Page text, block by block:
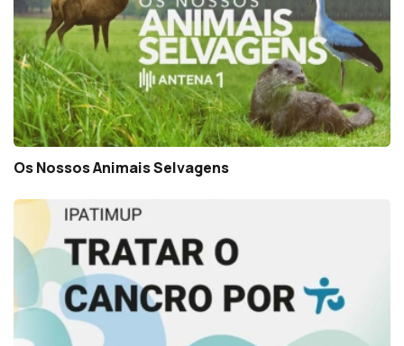
Os Nossos Animais Selvagens